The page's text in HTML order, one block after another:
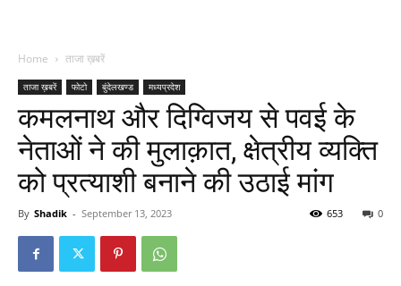
Home ताजा ख़बरें
ताजा ख़बरें फोटो बुंदेलखण्ड मध्यप्रदेश
कमलनाथ और दिग्विजय से पवई के
नेताओं ने की मुलाक़ात, क्षेत्रीय व्यक्ति
को प्रत्याशी बनाने की उठाई मांग
By Shadik - September 13, 2023 0
653